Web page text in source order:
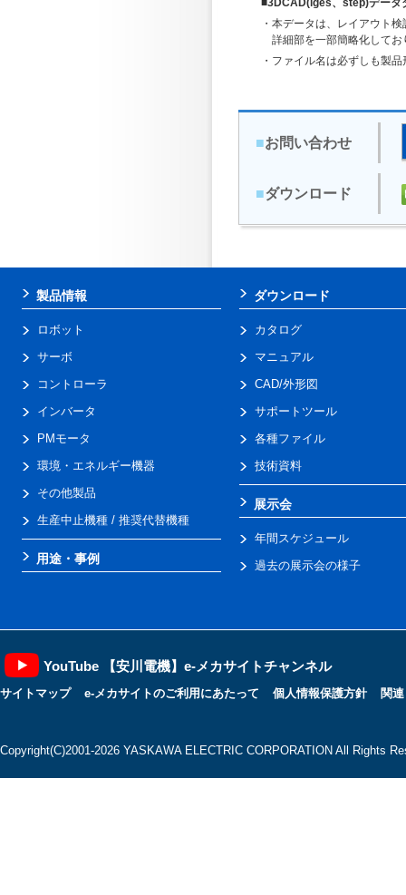
■3DCAD(iges、step)データ
・本データは、レイアウト
詳細部を一部簡略化してお
・ファイル名は必ずしも製
■お問い合わせ
■ダウンロード
製品情報
ロボット
サーボ
コントローラ
インバータ
PMモータ
環境・エネルギー機器
その他製品
生産中止機種 / 推奨代替機種
用途・事例
ダウンロード
カタログ
マニュアル
CAD/外形図
サポートツール
各種ファイル
技術資料
展示会
年間スケジュール
過去の展示会の様子
YouTube 【安川電機】e-メカサイトチャンネル
サイトマップ e-メカサイトのご利用にあたって 個人情報保護方針 関
Copyright(C)2001‐2026 YASKAWA ELECTRIC CORPORATION All Rights